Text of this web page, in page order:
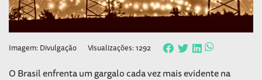
Imagem: Divulgação Visualizações: 1292
O Brasil enfrenta um gargalo cada vez mais evidente na